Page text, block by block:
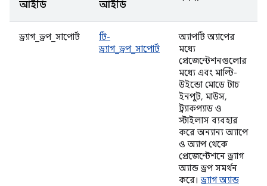
আইডি
আইডি
ড্র্যাগ_ড্রপ_সাপোর্ট
টি-
ড্র্যাগ_ড্রপ_সাপোর্ট
অ্যাপটি অ্যাপের
মধ্যে
প্রেজেন্টেশনগুলোর
মধ্যে এবং মাল্টি-
উইন্ডো মোডে টাচ
ইনপুট, মাউস,
ট্র্যাকপ্যাড ও
স্টাইলাস ব্যবহার
করে অন্যান্য অ্যাপে
ও অ্যাপ থেকে
প্রেজেন্টেশনে ড্র্যাগ
অ্যান্ড ড্রপ সমর্থন
করে।ড্র্যাগ অ্যান্ড